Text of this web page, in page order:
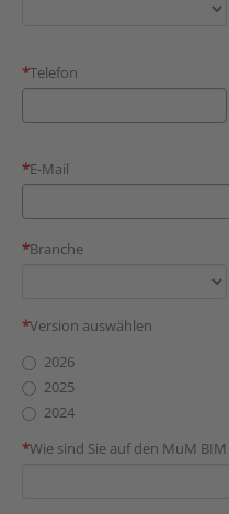
Telefon
E-Mail
Branche
Version auswählen
2026
2025
2024
Wie sind Sie auf den MuM